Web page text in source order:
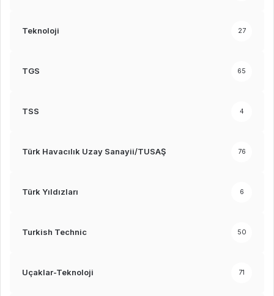
Teknoloji 27
TGS 65
TSS 4
Türk Havacılık Uzay Sanayii/TUSAŞ 76
Türk Yıldızları 6
Turkish Technic 50
Uçaklar-Teknoloji 71